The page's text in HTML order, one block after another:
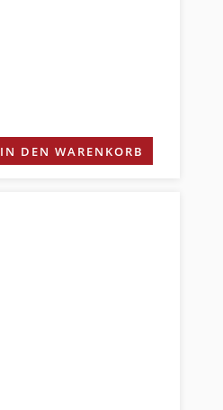
IN DEN WARENKORB